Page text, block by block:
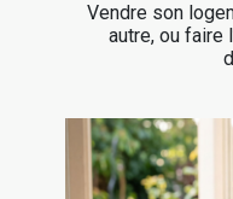
Vendre son
autre, ou faire